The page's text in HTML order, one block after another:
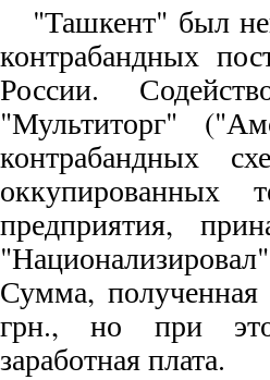
"Ташкент" был
контрабандных
России.
"Мультиторг"
контрабандных
оккупированных
предприятия,
Сумма,
грн., но при
заработная плата.